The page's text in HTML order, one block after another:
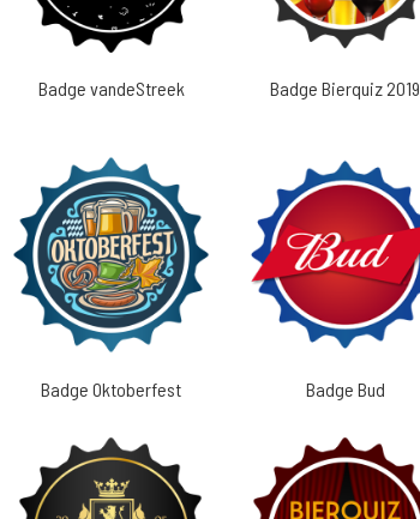
Badge vandeStreek Badge Bierquiz 2019
Badge Oktoberfest Badge Bud